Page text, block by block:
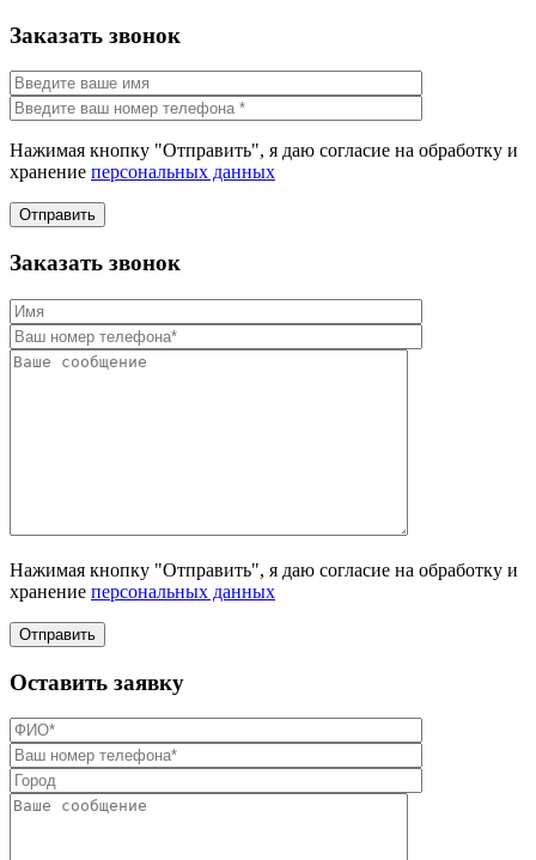
Заказать звонок
Нажимая кнопку "Отправить", я даю согласие на обработку и
хранение персональных данных
Отправить
Заказать звонок
Нажимая кнопку "Отправить", я даю согласие на обработку и
хранение персональных данных
Отправить
Оставить заявку